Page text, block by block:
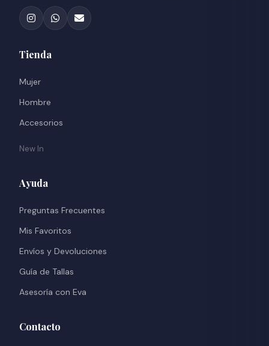
Tienda
Mujer
Hombre
Accesorios
New In
Ayuda
Preguntas Frecuentes
Mis Favoritos
Envíos y Devoluciones
Guía de Tallas
Asesoría con Eva
Contacto